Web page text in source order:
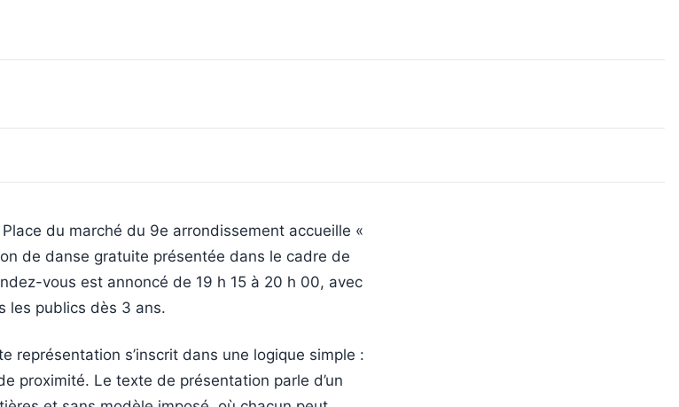
du marché du 9e arrondissement accueille «
de danse gratuite présentée dans le cadre de
vous est annoncé de 19 h 15 à 20 h 00, avec
les publics dès 3 ans.
représentation s’inscrit dans une logique simple :
proximité. Le texte de présentation parle d’un